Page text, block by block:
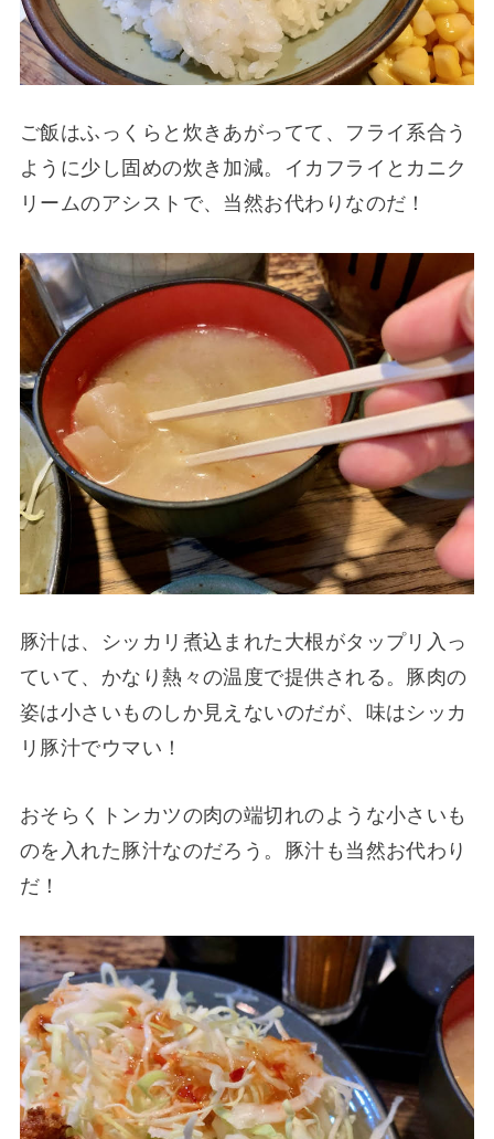
ご飯はふっくらと炊きあがってて、フライ系合う
ように少し固めの炊き加減。イカフライとカニク
リームのアシストで、当然お代わりなのだ！
豚汁は、シッカリ煮込まれた大根がタップリ入っ
ていて、かなり熱々の温度で提供される。豚肉の
姿は小さいものしか見えないのだが、味はシッカ
リ豚汁でウマい！
おそらくトンカツの肉の端切れのような小さいも
のを入れた豚汁なのだろう。豚汁も当然お代わり
だ！